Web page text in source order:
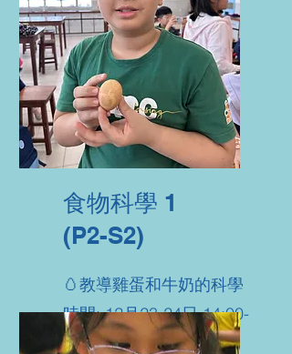
食物科學 1
(P2-S2)
🥚教導雞蛋和牛奶的科學
時間: 12月23-24日 14:00-
17:00